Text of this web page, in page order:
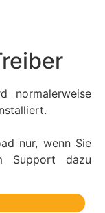
normalerweise
nur, wenn Sie
Support dazu